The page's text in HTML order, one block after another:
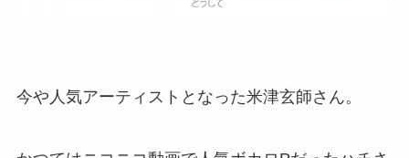
今や人気アーティストとなった米津玄師さん。